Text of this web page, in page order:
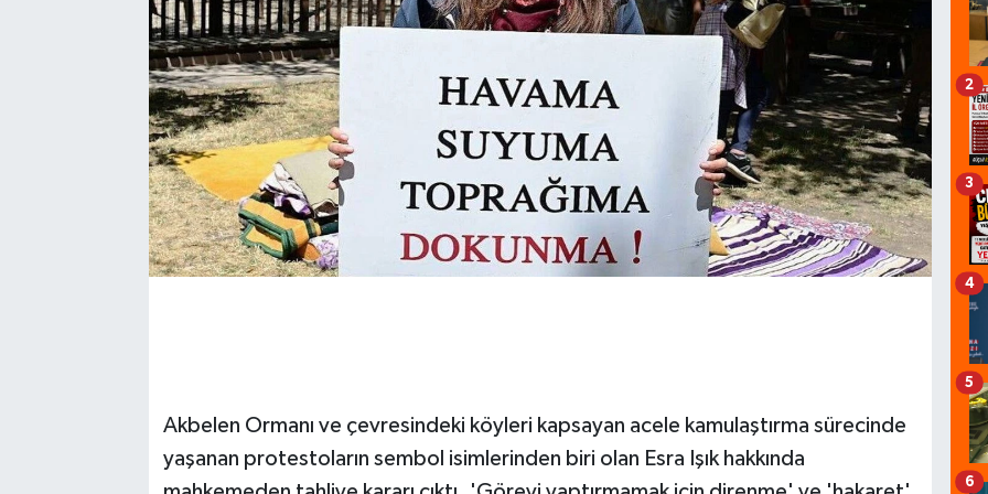
Akbelen Ormanı ve çevresindeki köyleri kapsayan acele kamulaştırma sürecinde
yaşanan protestoların sembol isimlerinden biri olan Esra Işık hakkında
2
3
4
5
6